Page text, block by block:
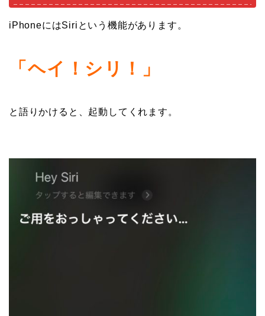
iPhoneにはSiriという機能があります。
「ヘイ！シリ！」
と語りかけると、起動してくれます。